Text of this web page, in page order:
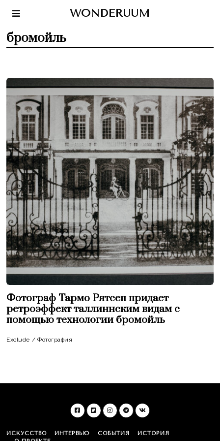
WONDERUUM
бромойль
Фотограф Тармо Рятсеп придает
ретроэффект таллиннским видам с
помощью технологии бромойль
Exclude / Фотография
ИСКУССТВО ИНТЕРВЬЮ СОБЫТИЯ
ИСТОРИЯ